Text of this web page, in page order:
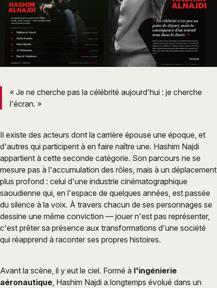
« Je ne cherche pas la célébrité aujourd'hui : je cherche
l'écran. »
Il existe des acteurs dont la carrière épouse une époque, et
d'autres qui participent à en faire naître une. Hashim Najdi
appartient à cette seconde catégorie. Son parcours ne se
mesure pas à l'accumulation des rôles, mais à un déplacement
plus profond : celui d'une industrie cinématographique
saoudienne qui, en l'espace de quelques années, est passée
du silence à la voix. À travers chacun de ses personnages se
dessine une même conviction — jouer n'est pas représenter,
c'est prêter sa présence aux transformations d'une société
qui réapprend à raconter ses propres histoires.
Avant la scène, il y eut le ciel. Formé à l'ingénierie
aéronautique , Hashim Najdi a longtemps évolué dans un